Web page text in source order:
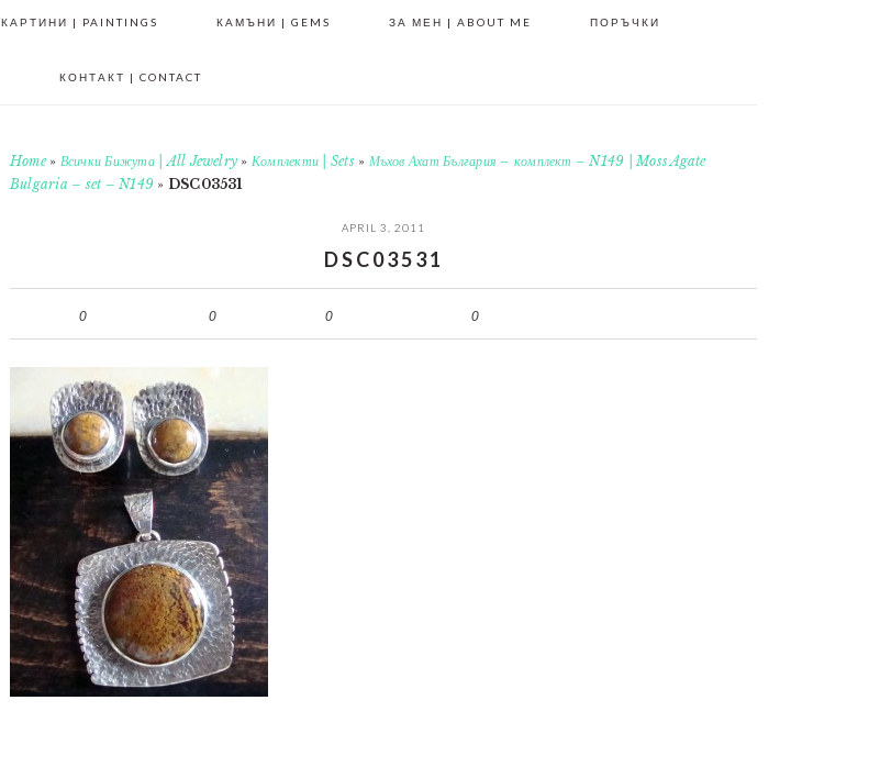
КАРТИНИ | PAINTINGS КАМЪНИ | GEMS ЗА МЕН | ABOUT ME ПОРЪЧКИ
КОНТАКТ | CONTACT
Home» Всички Бижута | All Jewelry » Комплекти | Sets» Мъхов Ахат България – комплект – N149 | Moss Agate
Bulgaria – set – N149 » DSC03531
APRIL 3, 2011
DSC03531
0 0 0 0